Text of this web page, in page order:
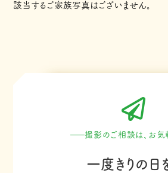
該当するご家族写真はございません。
撮影のご相談は、お気
一度きりの日を